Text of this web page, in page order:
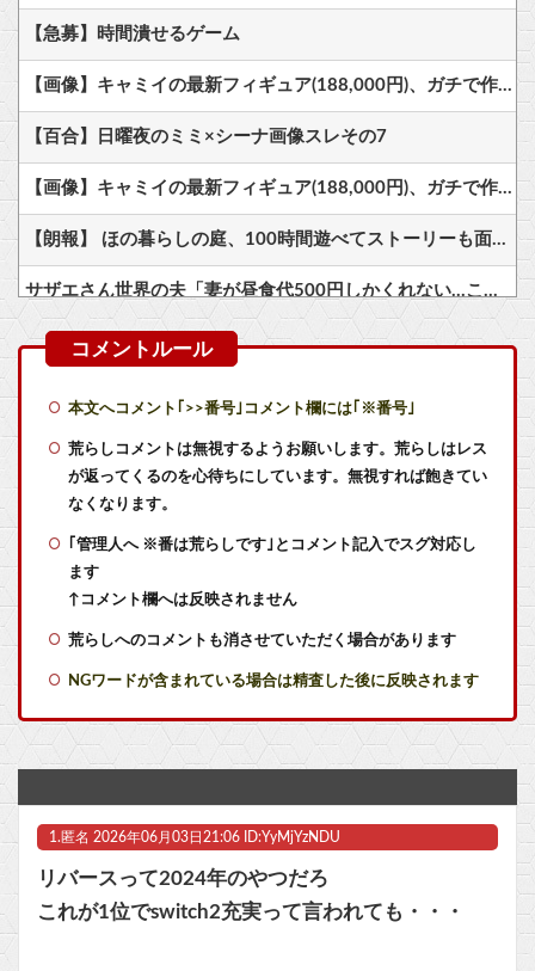
【急募】時間潰せるゲーム
【画像】キャミイの最新フィギュア(188,000円)、ガチで作り込みがエグすぎる
【百合】日曜夜のミミ×シーナ画像スレその7
【画像】キャミイの最新フィギュア(188,000円)、ガチで作り込みがエグすぎる
【朗報】 ほの暮らしの庭、100時間遊べてストーリーも面白いスタバレの上位互換だとまじで好評
サザエさん世界の夫「妻が昼食代500円しかくれない…この弁当屋、500円で売っている！その上店員さんも美人だ！毎日行こう！」
【ナイトレイン】 術師特化Tier
【艦これ】競泳水着いんのかよ
【艦これ】ひみつの通り道 他
RPGでレベル上げまくってボスも余裕にするやつｗｗｗｗ
高須先生の「2秒焼肉」は本当に美味いのか！？実際に試した結果
【画像】宮下愛(16歳・Gカップ)【ラブライブ！虹ヶ咲】
【艦これ】ほい、恐らく世界一需要がないE5-4甲クリア編成
本文へコメント｢>>番号｣コメント欄には｢※番号｣
荒らしコメントは無視するようお願いします。荒らしはレス
が返ってくるのを心待ちにしています。無視すれば飽きてい
なくなります。
｢管理人へ ※番は荒らしです｣とコメント記入でスグ対応し
ます
↑コメント欄へは反映されません
荒らしへのコメントも消させていただく場合があります
NGワードが含まれている場合は精査した後に反映されます
1. 匿名 2026年06月03日21:06 ID:YyMjYzNDU
リバースって2024年のやつだろ
これが1位でswitch2充実って言われても・・・